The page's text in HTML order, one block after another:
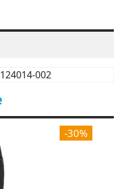
002
-30%